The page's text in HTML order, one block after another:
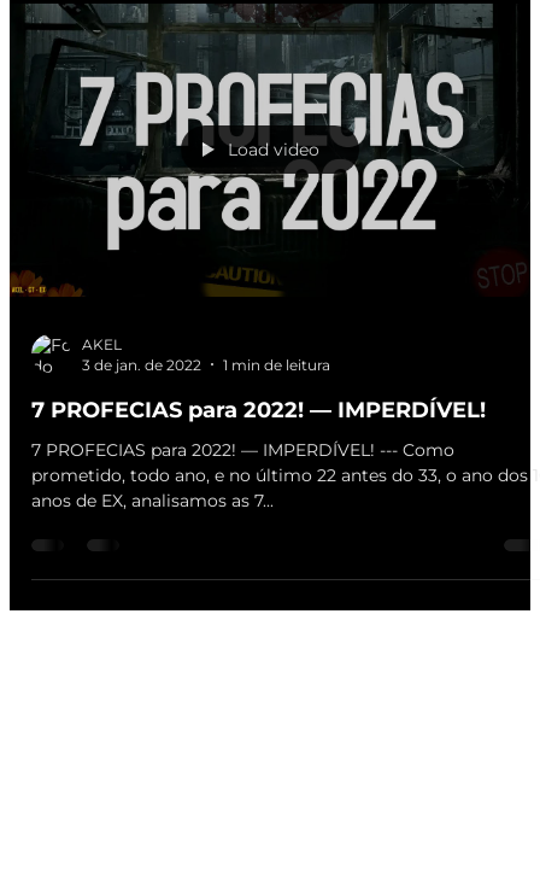
Load video
AKEL
3 de jan. de 2022
1 min de leitura
7 PROFECIAS para 2022! — IMPERDÍVEL!
7 PROFECIAS para 2022! — IMPERDÍVEL! --- Como
prometido, todo ano, e no último 22 antes do 33, o ano dos
anos de EX, analisamos as 7...